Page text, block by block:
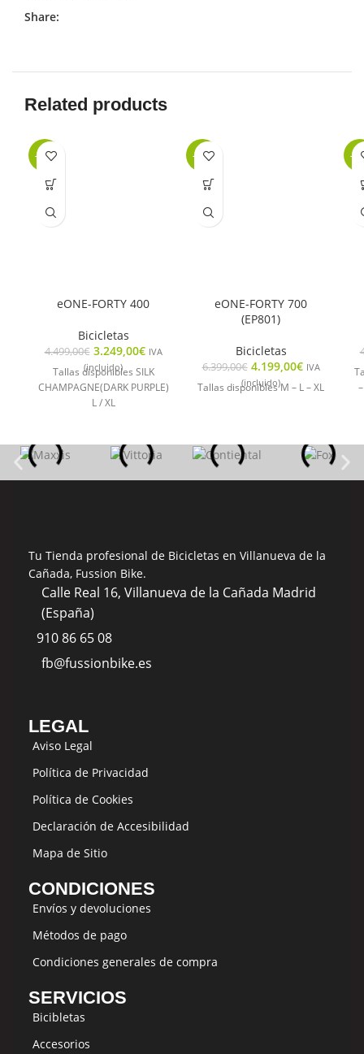
Share:
Related products
-28%
eONE-FORTY 400
Bicicletas
4.499,00€ 3.249,00€ IVA
(incluido)
Tallas disponibles SILK
CHAMPAGNE(DARK PURPLE)
L / XL
-34%
eONE-FORTY 700
(EP801)
Bicicletas
6.399,00€ 4.199,00€ IVA
(incluido)
Tallas disponibles M – L – XL
-
Tu Tienda profesional de Bicicletas en Villanueva de la
Cañada, Fussion Bike.
Calle Real 16, Villanueva de la Cañada Madrid
(España)
910 86 65 08
fb@fussionbike.es
LEGAL
Aviso Legal
Política de Privacidad
Política de Cookies
Declaración de Accesibilidad
Mapa de Sitio
CONDICIONES
Envíos y devoluciones
Métodos de pago
Condiciones generales de compra
SERVICIOS
Bicibletas
Accesorios